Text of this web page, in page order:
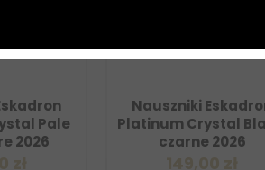
Nauszniki Eskadron
Platinum Crystal Black,
czarne 2026